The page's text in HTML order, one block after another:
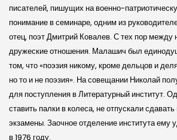
писателей, пишущих на военно-
понимание в семинаре, одним из
отец, поэт Дмитрий Ковалев. С тех пор между
дружеские отношения. Малашич был
том, что «поэзия никому, кроме дельцов и
но то и не поэзия». На совещании Николай
для поступления в Литературный институт.
ставить палки в колеса, не отпускали
экзамены. Заочное отделение института ему
в 1976 году.